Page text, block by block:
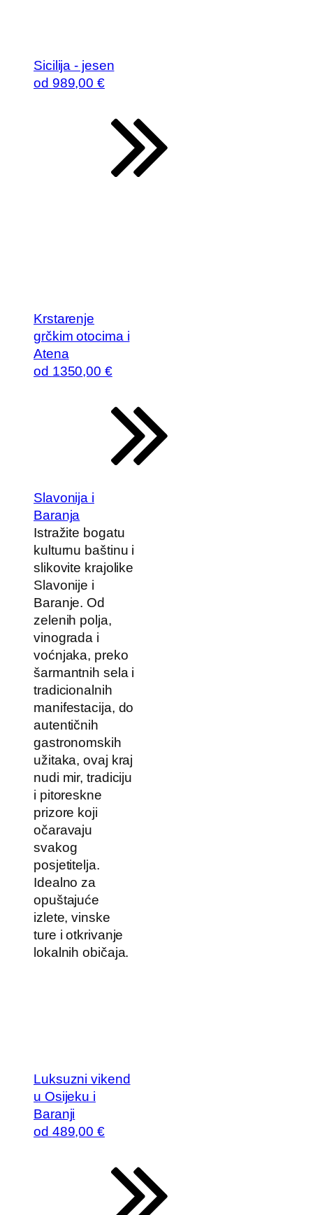
Sicilija - jesen
od 989,00 €
Krstarenje
grčkim otocima i
Atena
od 1350,00 €
Slavonija i
Baranja
Istražite bogatu
kulturnu baštinu i
slikovite krajolike
Slavonije i
Baranje. Od
zelenih polja,
vinograda i
voćnjaka, preko
šarmantnih sela i
tradicionalnih
manifestacija, do
autentičnih
gastronomskih
užitaka, ovaj kraj
nudi mir, tradiciju
i pitoreskne
prizore koji
očaravaju
svakog
posjetitelja.
Idealno za
opuštajuće
izlete, vinske
ture i otkrivanje
lokalnih običaja.
Luksuzni vikend
u Osijeku i
Baranji
od 489,00 €